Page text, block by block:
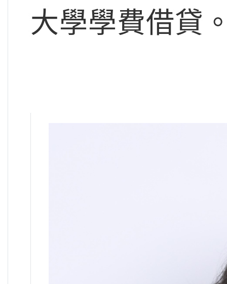
大學學費借貸